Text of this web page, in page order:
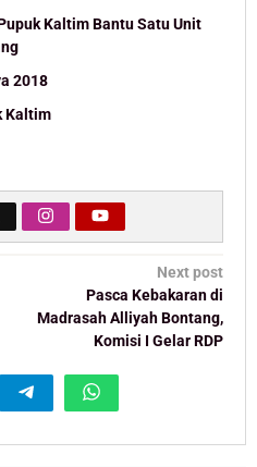
Kaltim Bantu Satu Unit
2018
Kaltim
Next post
Pasca Kebakaran di
Madrasah Alliyah Bontang,
Komisi I Gelar RDP